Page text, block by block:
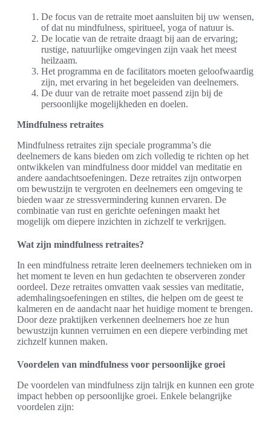
De focus van de retraite moet aansluiten bij uw wensen,
of dat nu mindfulness, spiritueel, yoga of natuur is.
De locatie van de retraite draagt bij aan de ervaring;
rustige, natuurlijke omgevingen zijn vaak het meest
heilzaam.
Het programma en de facilitators moeten geloofwaardig
zijn, met ervaring in het begeleiden van deelnemers.
De duur van de retraite moet passend zijn bij de
persoonlijke mogelijkheden en doelen.
Mindfulness retraites
Mindfulness retraites zijn speciale programma’s die
deelnemers de kans bieden om zich volledig te richten op het
ontwikkelen van mindfulness door middel van meditatie en
andere aandachtsoefeningen. Deze retraites zijn ontworpen
om bewustzijn te vergroten en deelnemers een omgeving te
bieden waar ze stressvermindering kunnen ervaren. De
combinatie van rust en gerichte oefeningen maakt het
mogelijk om diepere inzichten in zichzelf te verkrijgen.
Wat zijn mindfulness retraites?
In een mindfulness retraite leren deelnemers technieken om in
het moment te leven en hun gedachten te observeren zonder
oordeel. Deze retraites omvatten vaak sessies van meditatie,
ademhalingsoefeningen en stiltes, die helpen om de geest te
kalmeren en de aandacht naar het huidige moment te brengen.
Door deze praktijken verkennen deelnemers hoe ze hun
bewustzijn kunnen verruimen en een diepere verbinding met
zichzelf kunnen maken.
Voordelen van mindfulness voor persoonlijke groei
De voordelen van mindfulness zijn talrijk en kunnen een grote
impact hebben op persoonlijke groei. Enkele belangrijke
voordelen zijn: